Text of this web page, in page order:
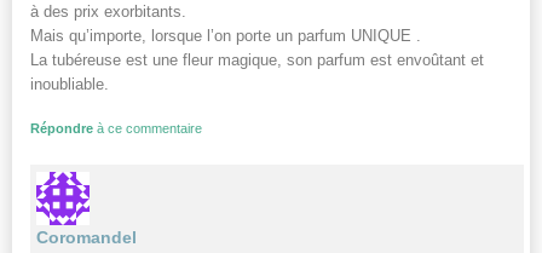
à des prix exorbitants.
Mais qu’importe, lorsque l’on porte un parfum UNIQUE .
La tubéreuse est une fleur magique, son parfum est envoûtant et
inoubliable.
Répondre à ce commentaire
Coromandel